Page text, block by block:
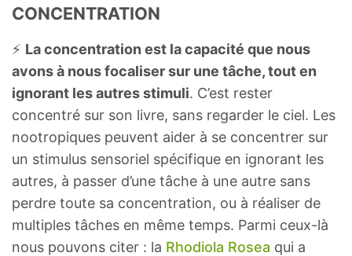
CONCENTRATION
⚡️ La concentration est la capacité que nous
avons à nous focaliser sur une tâche, tout en
ignorant les autres stimuli. C’est rester
concentré sur son livre, sans regarder le ciel. Les
nootropiques peuvent aider à se concentrer sur
un stimulus sensoriel spécifique en ignorant les
autres, à passer d’une tâche à une autre sans
perdre toute sa concentration, ou à réaliser de
multiples tâches en même temps. Parmi ceux-là
nous pouvons citer : la Rhodiola Rosea qui a